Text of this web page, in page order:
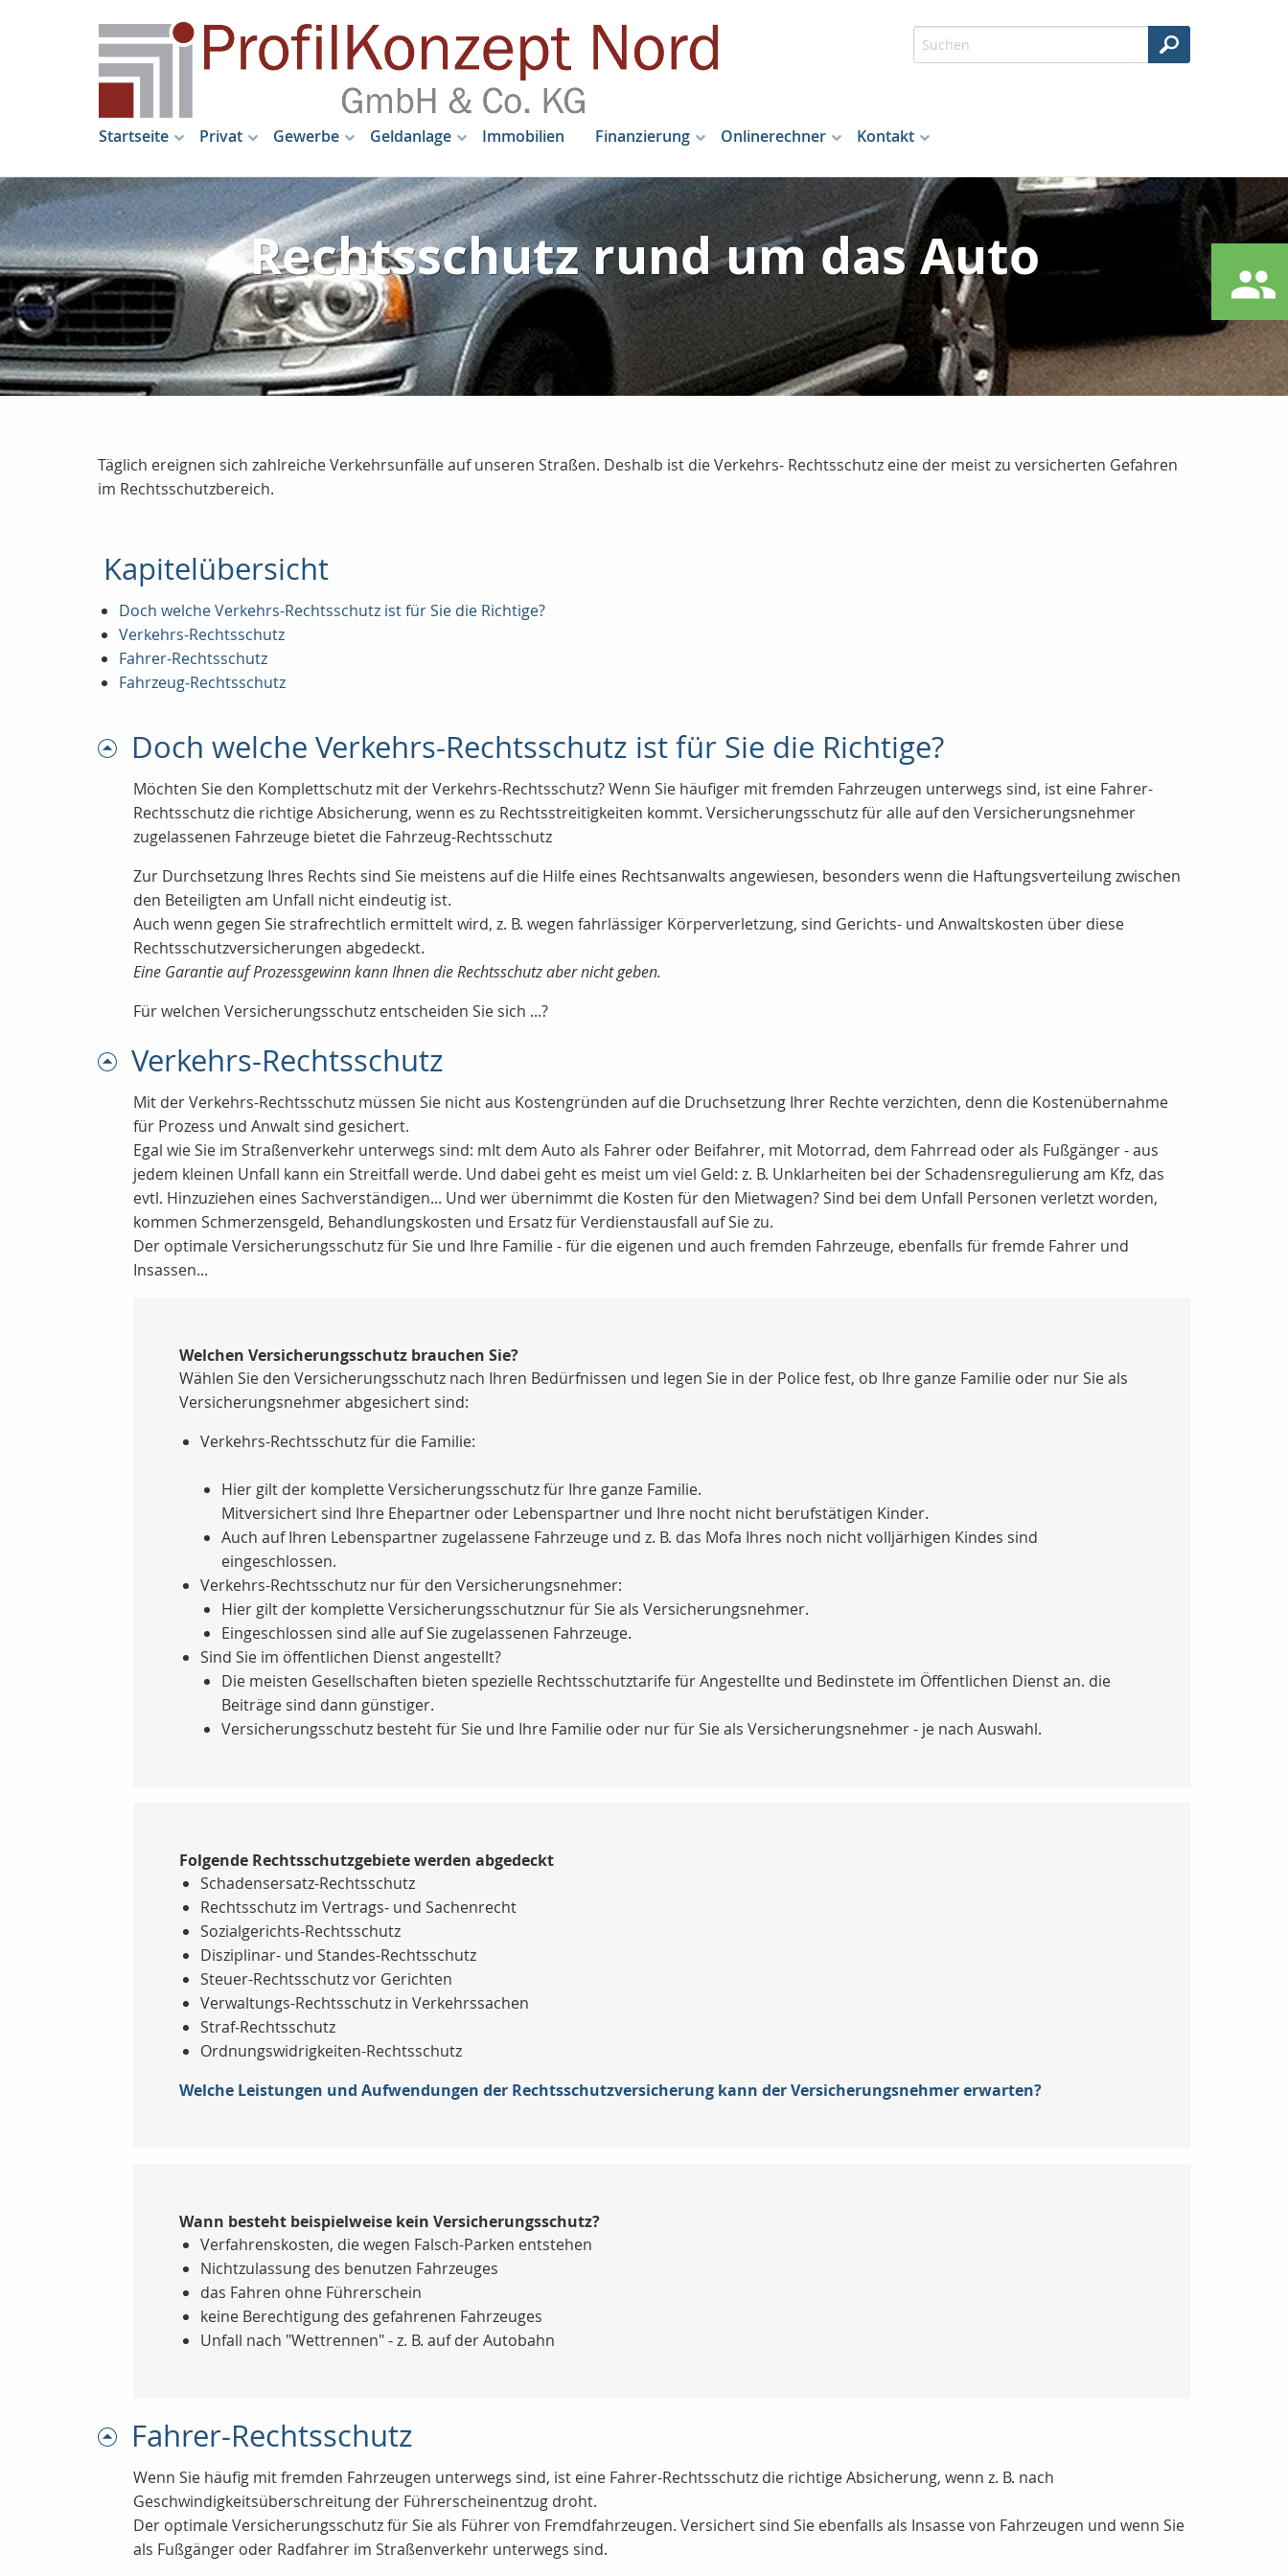
Startseite Privat Gewerbe Geldanlage Immobilien Finanzierung Onlinerechner Kontakt
Rechtsschutz rund um das Auto
Täglich ereignen sich zahlreiche Verkehrsunfälle auf unseren Straßen. Deshalb ist die Verkehrs- Rechtsschutz eine der meist zu versicherten Gefahren
im Rechtsschutzbereich.
Kapitelübersicht
Doch welche Verkehrs-Rechtsschutz ist für Sie die Richtige?
Verkehrs-Rechtsschutz
Fahrer-Rechtsschutz
Fahrzeug-Rechtsschutz
Doch welche Verkehrs-Rechtsschutz ist für Sie die Richtige?
Möchten Sie den Komplettschutz mit der Verkehrs-Rechtsschutz? Wenn Sie häufiger mit fremden Fahrzeugen unterwegs sind, ist eine Fahrer-
Rechtsschutz die richtige Absicherung, wenn es zu Rechtsstreitigkeiten kommt. Versicherungsschutz für alle auf den Versicherungsnehmer
zugelassenen Fahrzeuge bietet die Fahrzeug-Rechtsschutz
Zur Durchsetzung Ihres Rechts sind Sie meistens auf die Hilfe eines Rechtsanwalts angewiesen, besonders wenn die Haftungsverteilung zwischen
den Beteiligten am Unfall nicht eindeutig ist.
Auch wenn gegen Sie strafrechtlich ermittelt wird, z. B. wegen fahrlässiger Körperverletzung, sind Gerichts- und Anwaltskosten über diese
Rechtsschutzversicherungen abgedeckt.
Eine Garantie auf Prozessgewinn kann Ihnen die Rechtsschutz aber nicht geben.
Für welchen Versicherungsschutz entscheiden Sie sich ...?
Verkehrs-Rechtsschutz
Mit der Verkehrs-Rechtsschutz müssen Sie nicht aus Kostengründen auf die Druchsetzung Ihrer Rechte verzichten, denn die Kostenübernahme
für Prozess und Anwalt sind gesichert.
Egal wie Sie im Straßenverkehr unterwegs sind: mIt dem Auto als Fahrer oder Beifahrer, mit Motorrad, dem Fahrread oder als Fußgänger - aus
jedem kleinen Unfall kann ein Streitfall werde. Und dabei geht es meist um viel Geld: z. B. Unklarheiten bei der Schadensregulierung am Kfz, das
evtl. Hinzuziehen eines Sachverständigen... Und wer übernimmt die Kosten für den Mietwagen? Sind bei dem Unfall Personen verletzt worden,
kommen Schmerzensgeld, Behandlungskosten und Ersatz für Verdienstausfall auf Sie zu.
Der optimale Versicherungsschutz für Sie und Ihre Familie - für die eigenen und auch fremden Fahrzeuge, ebenfalls für fremde Fahrer und
Insassen...
Welchen Versicherungsschutz brauchen Sie?
Wählen Sie den Versicherungsschutz nach Ihren Bedürfnissen und legen Sie in der Police fest, ob Ihre ganze Familie oder nur Sie als
Versicherungsnehmer abgesichert sind:
Verkehrs-Rechtsschutz für die Familie:
Hier gilt der komplette Versicherungsschutz für Ihre ganze Familie.
Mitversichert sind Ihre Ehepartner oder Lebenspartner und Ihre nocht nicht berufstätigen Kinder.
Auch auf Ihren Lebenspartner zugelassene Fahrzeuge und z. B. das Mofa Ihres noch nicht volljärhigen Kindes sind
eingeschlossen.
Verkehrs-Rechtsschutz nur für den Versicherungsnehmer:
Hier gilt der komplette Versicherungsschutznur für Sie als Versicherungsnehmer.
Eingeschlossen sind alle auf Sie zugelassenen Fahrzeuge.
Sind Sie im öffentlichen Dienst angestellt?
Die meisten Gesellschaften bieten spezielle Rechtsschutztarife für Angestellte und Bedinstete im Öffentlichen Dienst an. die
Beiträge sind dann günstiger.
Versicherungsschutz besteht für Sie und Ihre Familie oder nur für Sie als Versicherungsnehmer - je nach Auswahl.
Folgende Rechtsschutzgebiete werden abgedeckt
Schadensersatz-Rechtsschutz
Rechtsschutz im Vertrags- und Sachenrecht
Sozialgerichts-Rechtsschutz
Disziplinar- und Standes-Rechtsschutz
Steuer-Rechtsschutz vor Gerichten
Verwaltungs-Rechtsschutz in Verkehrssachen
Straf-Rechtsschutz
Ordnungswidrigkeiten-Rechtsschutz
Welche Leistungen und Aufwendungen der Rechtsschutzversicherung kann der Versicherungsnehmer erwarten?
Wann besteht beispielweise kein Versicherungsschutz?
Verfahrenskosten, die wegen Falsch-Parken entstehen
Nichtzulassung des benutzen Fahrzeuges
das Fahren ohne Führerschein
keine Berechtigung des gefahrenen Fahrzeuges
Unfall nach "Wettrennen" - z. B. auf der Autobahn
Fahrer-Rechtsschutz
Wenn Sie häufig mit fremden Fahrzeugen unterwegs sind, ist eine Fahrer-Rechtsschutz die richtige Absicherung, wenn z. B. nach
Geschwindigkeitsüberschreitung der Führerscheinentzug droht.
Der optimale Versicherungsschutz für Sie als Führer von Fremdfahrzeugen. Versichert sind Sie ebenfalls als Insasse von Fahrzeugen und wenn Sie
als Fußgänger oder Radfahrer im Straßenverkehr unterwegs sind.